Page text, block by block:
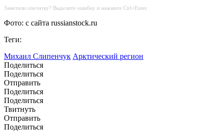
Заметили опечатку? Выделите ошибку и нажмите Ctrl+Enter.
Фото: с сайта russianstock.ru
Теги:
Михаил Слипенчук Арктический регион
Поделиться
Поделиться
Отправить
Поделиться
Поделиться
Твитнуть
Отправить
Поделиться